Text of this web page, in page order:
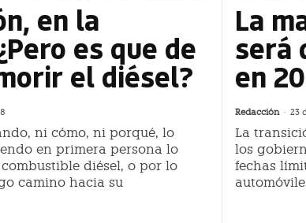
en la
es que de
el diésel?
ni cómo, ni porqué, lo
en primera persona lo
diésel, o por lo
camino hacia su
La
será
en
Redacción - 23
La
los
fechas